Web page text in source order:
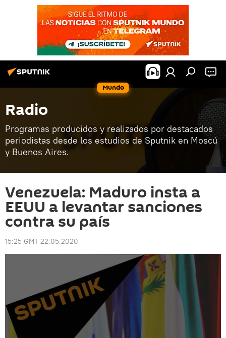
Mundo
Radio
Programas producidos y realizados por destacados
periodistas desde los estudios de Sputnik en Moscú
y Buenos Aires.
Venezuela: Maduro insta a
EEUU a levantar sanciones
contra su país
15:25 GMT 22.05.2020